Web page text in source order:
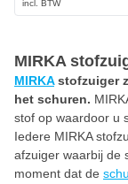
MIRKA
MIRKAstofzuiger
het schuren.
stof op waardoor u
Iedere MIRKA
afzuiger waarbij de
moment dat de